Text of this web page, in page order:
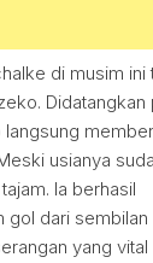
di musim
Didatangkan
usianya
Ia berhasil
gol dari
yang vital